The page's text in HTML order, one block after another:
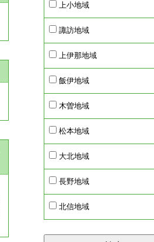
上小地域
諏訪地域
上伊那地域
飯伊地域
木曽地域
松本地域
大北地域
長野地域
北信地域